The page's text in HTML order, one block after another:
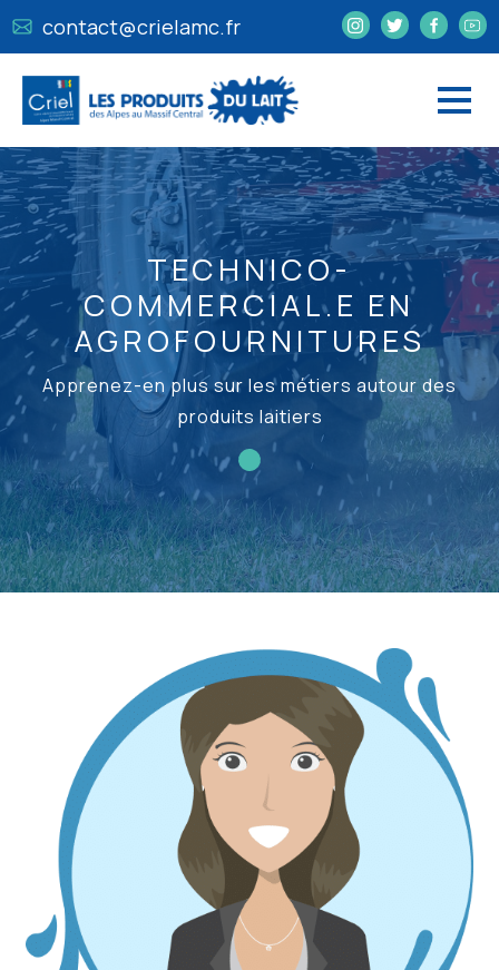
contact@crielamc.fr
TECHNICO-
COMMERCIAL.E EN
AGROFOURNITURES
Apprenez-en plus sur les métiers autour des
produits laitiers